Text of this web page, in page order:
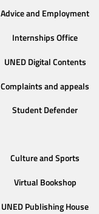
Advice and Employment
Internships Office
UNED Digital Contents
Complaints and appeals
Student Defender
Culture and Sports
Virtual Bookshop
UNED Publishing House